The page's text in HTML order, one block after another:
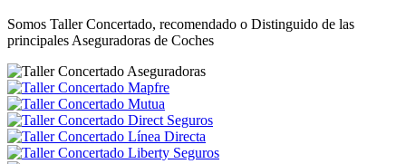
Somos Taller Concertado, recomendado o Distinguido de las
principales Aseguradoras de Coches